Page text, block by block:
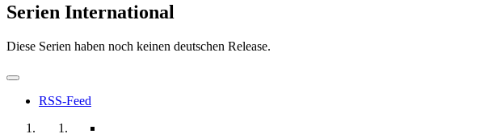
Serien International
Diese Serien haben noch keinen deutschen Release.
RSS-Feed